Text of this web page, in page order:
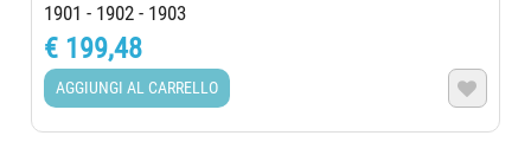
1901 - 1902 - 1903
€ 199,48
AGGIUNGI AL CARRELLO 